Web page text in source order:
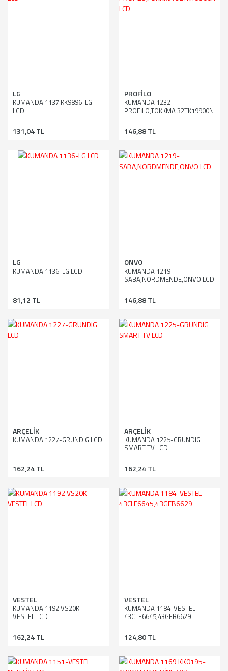
LG
KUMANDA 1137 KK9896-LG
LCD
131,04 TL
PROFİLO
KUMANDA 1232-
PROFİLO,TOKKMA 32TK19900N
146,88 TL
LG
KUMANDA 1136-LG LCD
81,12 TL
ONVO
KUMANDA 1219-
SABA,NORDMENDE,ONVO LCD
146,88 TL
ARÇELİK
KUMANDA 1227-GRUNDIG LCD
162,24 TL
ARÇELİK
KUMANDA 1225-GRUNDIG
SMART TV LCD
162,24 TL
VESTEL
KUMANDA 1192 VS20K-
VESTEL LCD
162,24 TL
VESTEL
KUMANDA 1184-VESTEL
43CLE6645,43GFB6629
124,80 TL